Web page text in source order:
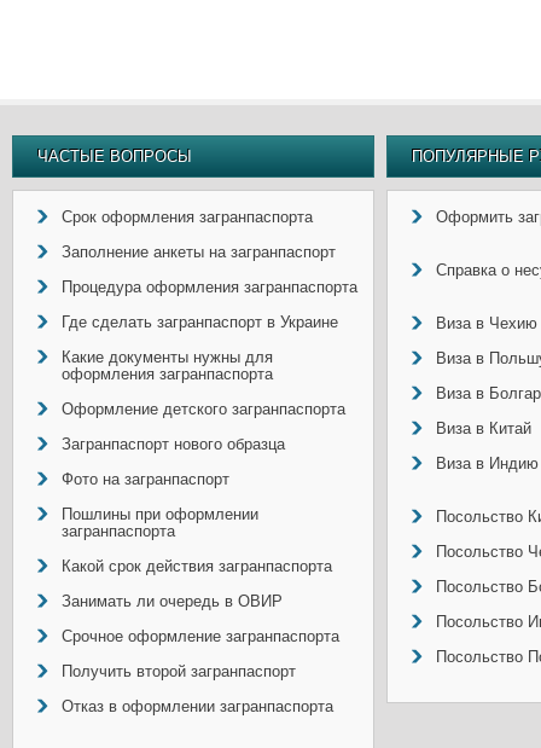
ЧАСТЫЕ ВОПРОСЫ
Срок оформления загранпаспорта
Заполнение анкеты на загранпаспорт
Процедура оформления загранпаспорта
Где сделать загранпаспорт в Украине
Какие документы нужны для
оформления загранпаспорта
Оформление детского загранпаспорта
Загранпаспорт нового образца
Фото на загранпаспорт
Пошлины при оформлении
загранпаспорта
Какой срок действия загранпаспорта
Занимать ли очередь в ОВИР
Срочное оформление загранпаспорта
Получить второй загранпаспорт
Отказ в оформлении загранпаспорта
ПОПУЛЯРНЫЕ
Оформить
Справка о
Виза в Чехию
Виза в
Виза в
Виза в Китай
Виза в Индию
Посольство
Посольство
Посольство
Посольство
Посольство